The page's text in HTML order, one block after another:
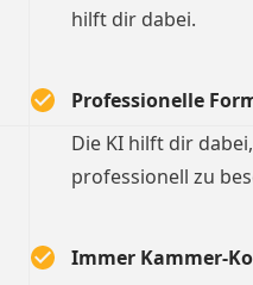
hilft dir dabei.
Professionelle
Die KI hilft dir
professionell zu
Immer Kammer-